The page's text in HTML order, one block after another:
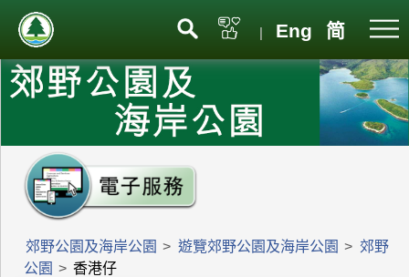
| Eng 简
郊野公園及海岸公園 > 遊覽郊野公園及海岸公園 > 郊野
公園 > 香港仔